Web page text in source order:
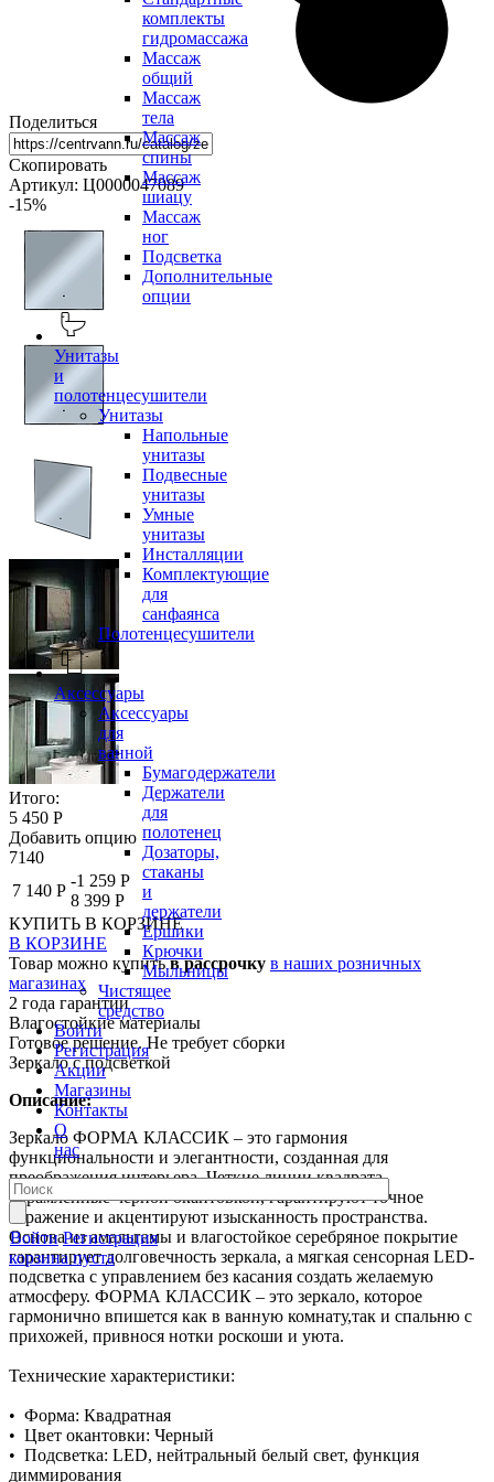
комплекты
гидромассажа
Массаж
общий
Массаж
тела
Массаж
спины
Массаж
шиацу
Массаж
ног
Подсветка
Дополнительные
опции
Унитазы
и
полотенцесушители
Унитазы
Напольные
унитазы
Подвесные
унитазы
Умные
унитазы
Инсталляции
Комплектующие
для
санфаянса
Полотенцесушители
Аксессуары
Аксессуары
для
ванной
Бумагодержатели
Держатели
для
полотенец
Дозаторы,
стаканы
и
держатели
Ершики
Крючки
Мыльницы
Чистящее
средство
Войти
Регистрация
Акции
Магазины
Контакты
О
нас
Войти Регистрация
корзина пуста
Поделиться
Скопировать
Артикул: Ц0000047089
-15%
Итого:
5 450 Р
Добавить опцию
7140
7 140 Р
-1 259 Р
8 399 Р
КУПИТЬ В КОРЗИНЕ
В КОРЗИНЕ
Товар можно купитьв рассрочку в наших розничных
магазинах
2 года гарантии
Влагостойкие материалы
Готовое решение. Не требует сборки
Зеркало с подсветкой
Описание:
Зеркало ФОРМА КЛАССИК – это гармония
функциональности и элегантности, созданная для
преображения интерьера. Четкие линии квадрата,
обрамленные черной окантовкой, гарантируют точное
отражение и акцентируют изысканность пространства.
Основа из амальгамы и влагостойкое серебряное покрытие
гарантирует долговечность зеркала, а мягкая сенсорная LED-
подсветка с управлением без касания создать желаемую
атмосферу. ФОРМА КЛАССИК – это зеркало, которое
гармонично впишется как в ванную комнату,так и спальню с
прихожей, привнося нотки роскоши и уюта.
Технические характеристики:
• Форма: Квадратная
• Цвет окантовки: Черный
• Подсветка: LED, нейтральный белый свет, функция
диммирования